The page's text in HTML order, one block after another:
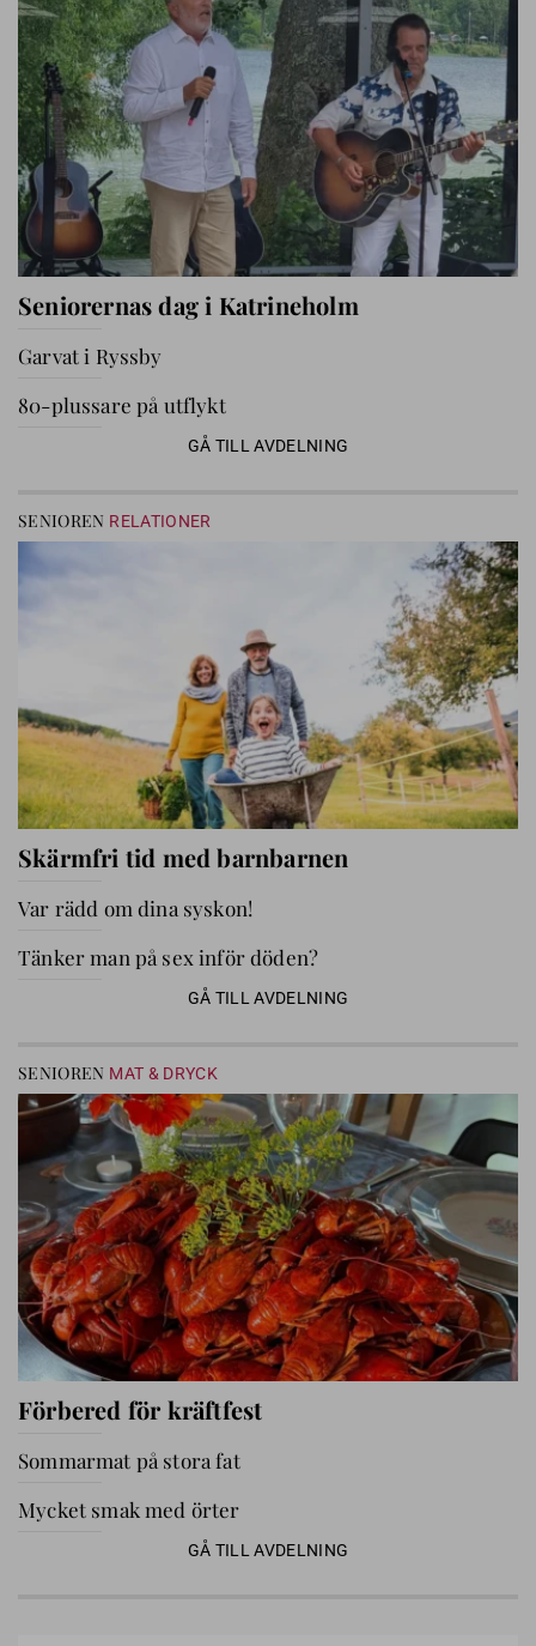
Seniorernas dag i Katrineholm
Garvat i Ryssby
80-plussare på utflykt
GÅ TILL AVDELNING
SENIOREN RELATIONER
Skärmfri tid med barnbarnen
Var rädd om dina syskon!
Tänker man på sex inför döden?
GÅ TILL AVDELNING
SENIOREN MAT & DRYCK
Förbered för kräftfest
Sommarmat på stora fat
Mycket smak med örter
GÅ TILL AVDELNING